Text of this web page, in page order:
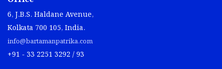
6, J.B.S. Haldane Avenue,
Kolkata 700 105, India.
info@bartamanpatrika.com
+91 - 33 2251 3292 / 93